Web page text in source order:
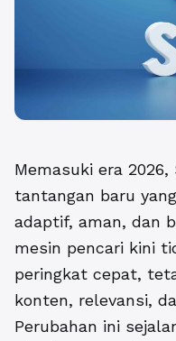
Memasuki era 2026,
tantangan baru
adaptif, aman, dan
mesin pencari kini
peringkat cepat,
konten, relevansi,
Perubahan ini